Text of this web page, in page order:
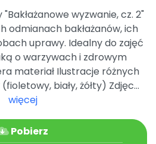
wyzwanie, cz. 2"
odmianach bakłażanów, ich
uprawy. Idealny do zajęć
o warzywach i zdrowym
materiał Ilustracje różnych
biały, żółty) Zdjęc...
więcej
Pobierz